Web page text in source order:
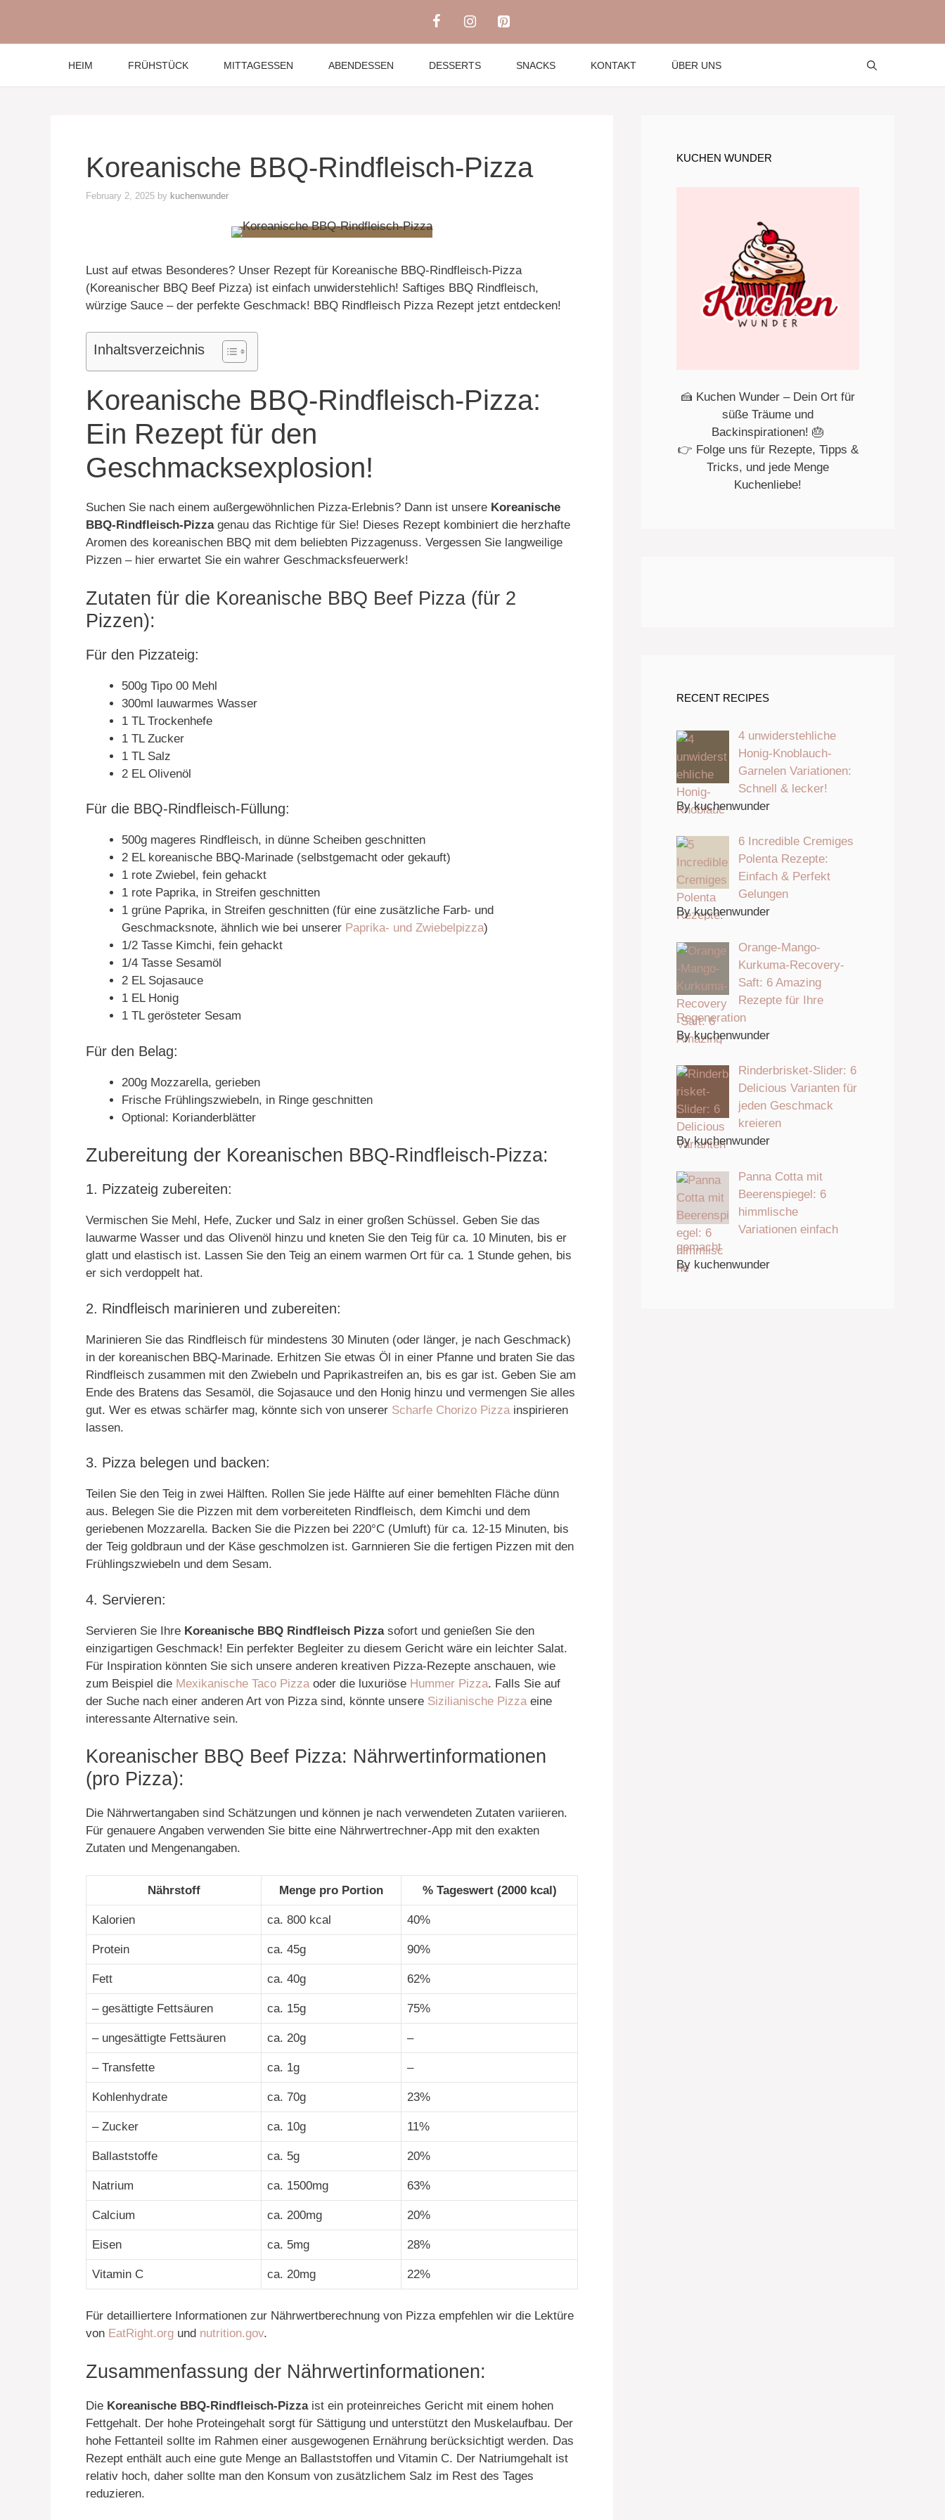
content
HEIM FRÜHSTÜCK MITTAGESSEN ABENDESSEN DESSERTS SNACKS KONTAKT ÜBER UNS
Koreanische BBQ-Rindfleisch-Pizza
February 2, 2025 by kuchenwunder
Lust auf etwas Besonderes? Unser Rezept für Koreanische BBQ-Rindfleisch-Pizza
(Koreanischer BBQ Beef Pizza) ist einfach unwiderstehlich! Saftiges BBQ Rindfleisch,
würzige Sauce – der perfekte Geschmack! BBQ Rindfleisch Pizza Rezept jetzt entdecken!
Inhaltsverzeichnis
Koreanische BBQ-Rindfleisch-Pizza:
Ein Rezept für den
Geschmacksexplosion!
Suchen Sie nach einem außergewöhnlichen Pizza-Erlebnis? Dann ist unsere Koreanische
BBQ-Rindfleisch-Pizzagenau das Richtige für Sie! Dieses Rezept kombiniert die herzhafte
Aromen des koreanischen BBQ mit dem beliebten Pizzagenuss. Vergessen Sie langweilige
Pizzen – hier erwartet Sie ein wahrer Geschmacksfeuerwerk!
Zutaten für die Koreanische BBQ Beef Pizza (für 2
Pizzen):
Für den Pizzateig:
500g Tipo 00 Mehl
300ml lauwarmes Wasser
1 TL Trockenhefe
1 TL Zucker
1 TL Salz
2 EL Olivenöl
Für die BBQ-Rindfleisch-Füllung:
500g mageres Rindfleisch, in dünne Scheiben geschnitten
2 EL koreanische BBQ-Marinade (selbstgemacht oder gekauft)
1 rote Zwiebel, fein gehackt
1 rote Paprika, in Streifen geschnitten
1 grüne Paprika, in Streifen geschnitten (für eine zusätzliche Farb- und
Geschmacksnote, ähnlich wie bei unserer Paprika- und Zwiebelpizza)
1/2 Tasse Kimchi, fein gehackt
1/4 Tasse Sesamöl
2 EL Sojasauce
1 EL Honig
1 TL gerösteter Sesam
Für den Belag:
200g Mozzarella, gerieben
Frische Frühlingszwiebeln, in Ringe geschnitten
Optional: Korianderblätter
Zubereitung der Koreanischen BBQ-Rindfleisch-Pizza:
1. Pizzateig zubereiten:
Vermischen Sie Mehl, Hefe, Zucker und Salz in einer großen Schüssel. Geben Sie das
lauwarme Wasser und das Olivenöl hinzu und kneten Sie den Teig für ca. 10 Minuten, bis er
glatt und elastisch ist. Lassen Sie den Teig an einem warmen Ort für ca. 1 Stunde gehen, bis
er sich verdoppelt hat.
2. Rindfleisch marinieren und zubereiten:
Marinieren Sie das Rindfleisch für mindestens 30 Minuten (oder länger, je nach Geschmack)
in der koreanischen BBQ-Marinade. Erhitzen Sie etwas Öl in einer Pfanne und braten Sie das
Rindfleisch zusammen mit den Zwiebeln und Paprikastreifen an, bis es gar ist. Geben Sie am
Ende des Bratens das Sesamöl, die Sojasauce und den Honig hinzu und vermengen Sie alles
gut. Wer es etwas schärfer mag, könnte sich von unserer Scharfe Chorizo Pizza inspirieren
lassen.
3. Pizza belegen und backen:
Teilen Sie den Teig in zwei Hälften. Rollen Sie jede Hälfte auf einer bemehlten Fläche dünn
aus. Belegen Sie die Pizzen mit dem vorbereiteten Rindfleisch, dem Kimchi und dem
geriebenen Mozzarella. Backen Sie die Pizzen bei 220°C (Umluft) für ca. 12-15 Minuten, bis
der Teig goldbraun und der Käse geschmolzen ist. Garnnieren Sie die fertigen Pizzen mit den
Frühlingszwiebeln und dem Sesam.
4. Servieren:
Servieren Sie Ihre Koreanische BBQ Rindfleisch Pizzasofort und genießen Sie den
einzigartigen Geschmack! Ein perfekter Begleiter zu diesem Gericht wäre ein leichter Salat.
Für Inspiration könnten Sie sich unsere anderen kreativen Pizza-Rezepte anschauen, wie
zum Beispiel die Mexikanische Taco Pizza oder die luxuriöse Hummer Pizza. Falls Sie auf
der Suche nach einer anderen Art von Pizza sind, könnte unsere Sizilianische Pizza eine
interessante Alternative sein.
Koreanischer BBQ Beef Pizza: Nährwertinformationen
(pro Pizza):
Die Nährwertangaben sind Schätzungen und können je nach verwendeten Zutaten variieren.
Für genauere Angaben verwenden Sie bitte eine Nährwertrechner-App mit den exakten
Zutaten und Mengenangaben.
Nährstoff Menge pro Portion % Tageswert (2000 kcal)
Kalorien ca. 800 kcal 40%
Protein ca. 45g 90%
Fett ca. 40g 62%
– gesättigte Fettsäuren ca. 15g 75%
– ungesättigte Fettsäuren ca. 20g –
– Transfette ca. 1g –
Kohlenhydrate ca. 70g 23%
– Zucker ca. 10g 11%
Ballaststoffe ca. 5g 20%
Natrium ca. 1500mg 63%
Calcium ca. 200mg 20%
Eisen ca. 5mg 28%
Vitamin C ca. 20mg 22%
Für detailliertere Informationen zur Nährwertberechnung von Pizza empfehlen wir die Lektüre
von EatRight.org und nutrition.gov.
Zusammenfassung der Nährwertinformationen:
Die Koreanische BBQ-Rindfleisch-Pizzaist ein proteinreiches Gericht mit einem hohen
Fettgehalt. Der hohe Proteingehalt sorgt für Sättigung und unterstützt den Muskelaufbau. Der
hohe Fettanteil sollte im Rahmen einer ausgewogenen Ernährung berücksichtigt werden. Das
Rezept enthält auch eine gute Menge an Ballaststoffen und Vitamin C. Der Natriumgehalt ist
relativ hoch, daher sollte man den Konsum von zusätzlichem Salz im Rest des Tages
reduzieren.
KUCHEN WUNDER
🍰 Kuchen Wunder – Dein Ort für
süße Träume und
Backinspirationen! 🎂
👉 Folge uns für Rezepte, Tipps &
Tricks, und jede Menge
Kuchenliebe!
RECENT RECIPES
4 unwiderstehliche
Honig-Knoblauch-
Garnelen Variationen:
Schnell & lecker!
By kuchenwunder
6 Incredible Cremiges
Polenta Rezepte:
Einfach & Perfekt
Gelungen
By kuchenwunder
Orange-Mango-
Kurkuma-Recovery-
Saft: 6 Amazing
Rezepte für Ihre
Regeneration
By kuchenwunder
Rinderbrisket-Slider: 6
Delicious Varianten für
jeden Geschmack
kreieren
By kuchenwunder
Panna Cotta mit
Beerenspiegel: 6
himmlische
Variationen einfach
gemacht
By kuchenwunder